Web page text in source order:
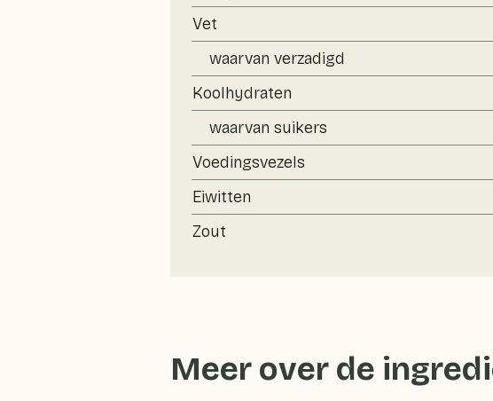
Vet
waarvan verzadigd
Koolhydraten
waarvan suikers
Voedingsvezels
Eiwitten
Zout
Meer over de